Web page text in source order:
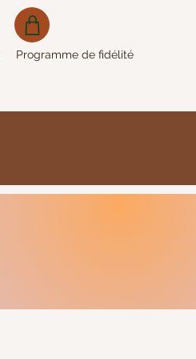
Programme de fidélité